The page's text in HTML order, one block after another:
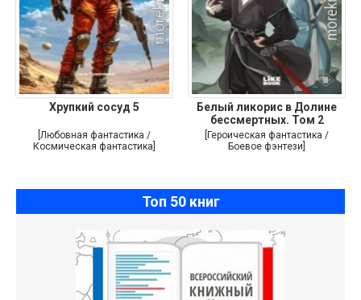
Хрупкий сосуд 5
[Любовная фантастика /
Космическая фантастика]
Белый ликорис в Долине
бессмертных. Том 2
[Героическая фантастика /
Боевое фэнтези]
Топ 50 книг